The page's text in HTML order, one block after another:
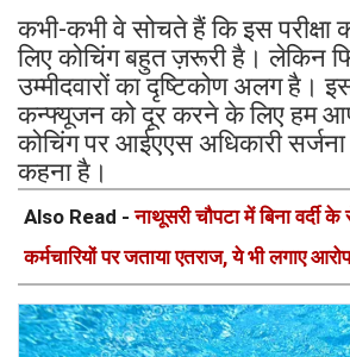
कभी-कभी वे सोचते हैं कि इस
लिए कोचिंग बहुत ज़रूरी है। लेकिन
उम्मीदवारों का दृष्टिकोण अलग है।
कन्फ्यूजन को दूर करने के लिए हम
कोचिंग पर आईएएस अधिकारी सर्जना
कहना है।
Also Read -नाथूसरी चौपटा में बिना वर्दी
कर्मचारियों पर जताया एतराज, ये भी लगाए